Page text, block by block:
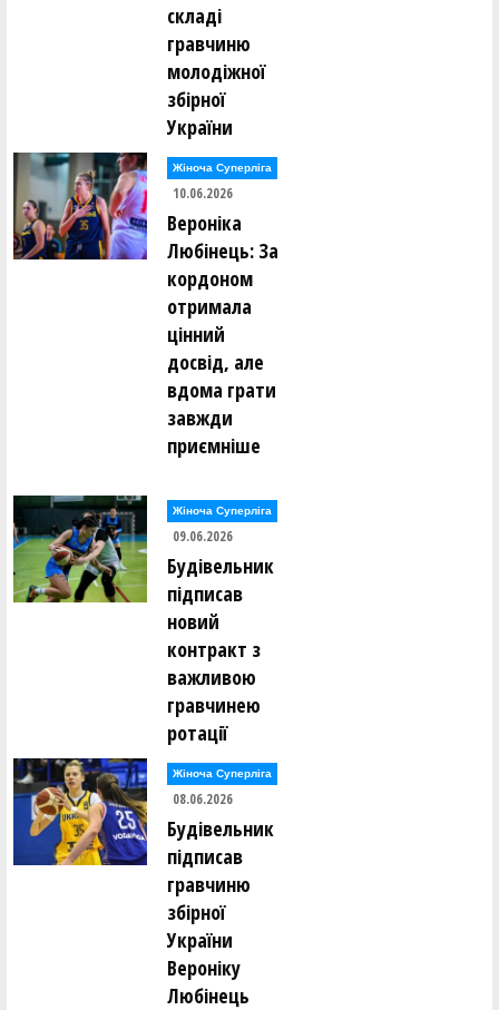
складі
гравчиню
молодіжної
збірної
України
Жіноча Суперліга
10.06.2026
Вероніка
Любінець: За
кордоном
отримала
цінний
досвід, але
вдома грати
завжди
приємніше
Жіноча Суперліга
09.06.2026
Будівельник
підписав
новий
контракт з
важливою
гравчинею
ротації
Жіноча Суперліга
08.06.2026
Будівельник
підписав
гравчиню
збірної
України
Вероніку
Любінець